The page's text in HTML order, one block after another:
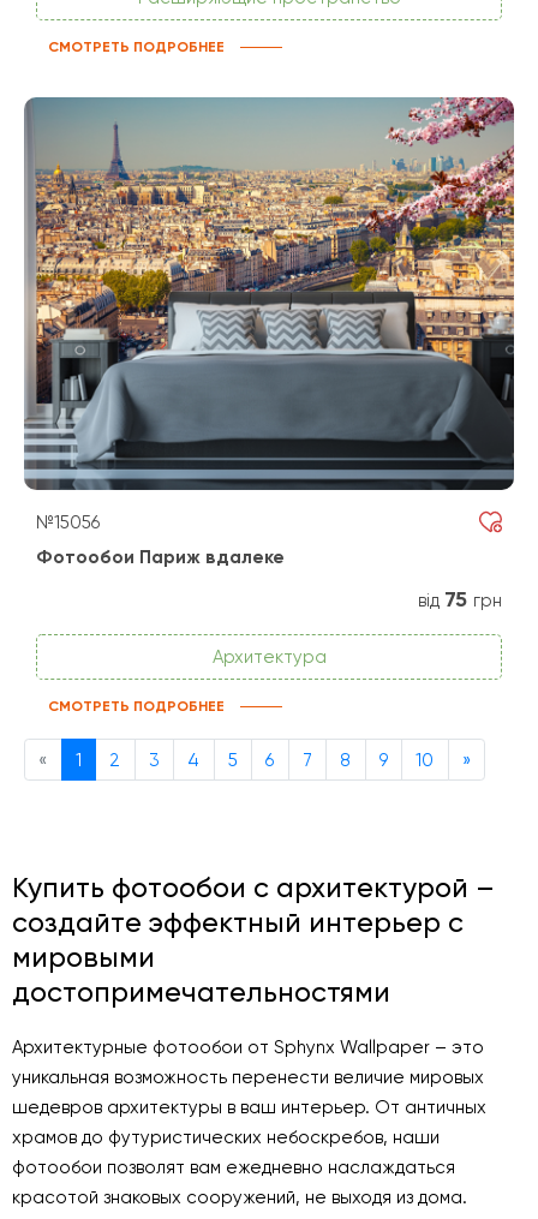
СМОТРЕТЬ ПОДРОБНЕЕ
№15056
Фотообои Париж вдалеке
від 75 грн
Архитектура
СМОТРЕТЬ ПОДРОБНЕЕ
« Previous
1 2 3 4 5 6 7 8 9 10 »Next
Купить фотообои с архитектурой –
создайте эффектный интерьер с
мировыми
достопримечательностями
Архитектурные фотообои от Sphynx Wallpaper – это
уникальная возможность перенести величие мировых
шедевров архитектуры в ваш интерьер. От античных
храмов до футуристических небоскребов, наши
фотообои позволят вам ежедневно наслаждаться
красотой знаковых сооружений, не выходя из дома.